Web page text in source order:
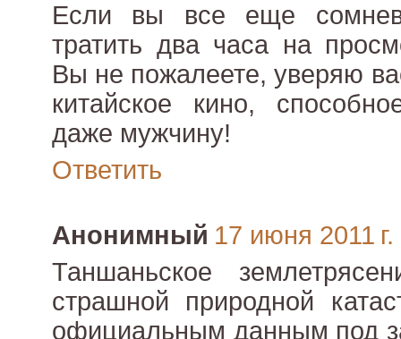
Если вы все еще
тратить два часа на
Вы не пожалеете, уверяю
китайское кино,
даже мужчину!
Ответить
Анонимный 17 июня 2011
Таншаньское
страшной природной
официальным данным под